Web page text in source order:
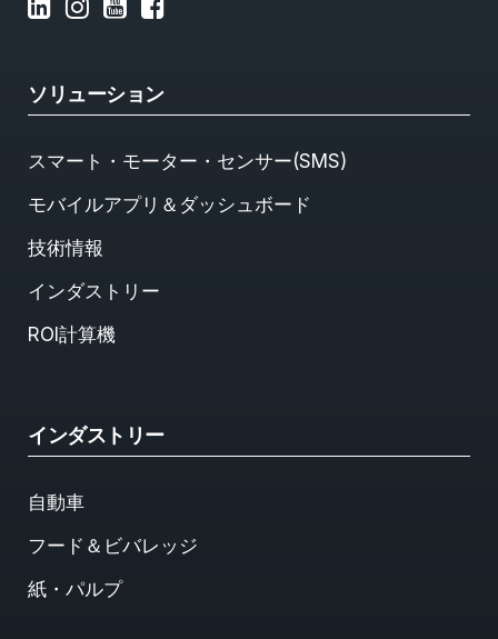
ソリューション
スマート・モーター・センサー(SMS)
モバイルアプリ＆ダッシュボード
技術情報
インダストリー
ROI計算機
インダストリー
自動車
フード＆ビバレッジ
紙・パルプ